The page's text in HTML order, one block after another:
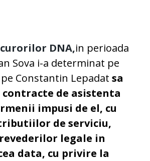
DNA,in perioada
Sova i-a determinat pe
Constantin Lepadat sa
contracte de asistenta
impusi de el, cu
de serviciu,
legale in
data, cu privire la